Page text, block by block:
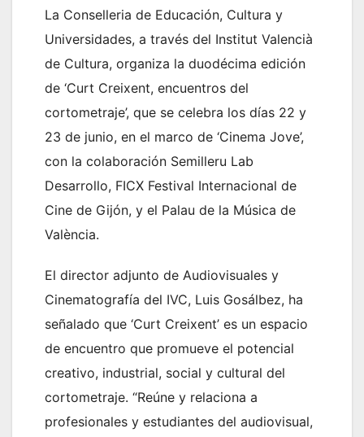
La Conselleria de Educación, Cultura y
Universidades, a través del Institut Valencià
de Cultura, organiza la duodécima edición
de ‘Curt Creixent, encuentros del
cortometraje’, que se celebra los días 22 y
23 de junio, en el marco de ‘Cinema Jove’,
con la colaboración Semilleru Lab
Desarrollo, FICX Festival Internacional de
Cine de Gijón, y el Palau de la Música de
València.
El director adjunto de Audiovisuales y
Cinematografía del IVC, Luis Gosálbez, ha
señalado que ‘Curt Creixent’ es un espacio
de encuentro que promueve el potencial
creativo, industrial, social y cultural del
cortometraje. “Reúne y relaciona a
profesionales y estudiantes del audiovisual,